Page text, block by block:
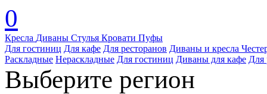
0
Кресла Диваны Стулья Кровати Пуфы
Для гостиниц Для кафе Для ресторанов Диваны и кресла
Раскладные Нераскладные Для гостиниц Диваны для кафе Для
Выберите регион